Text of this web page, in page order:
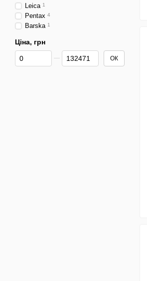
Leica 1
Pentax 4
Barska 1
Ціна, грн
Від Ціна, грн
До Ціна, грн ОК